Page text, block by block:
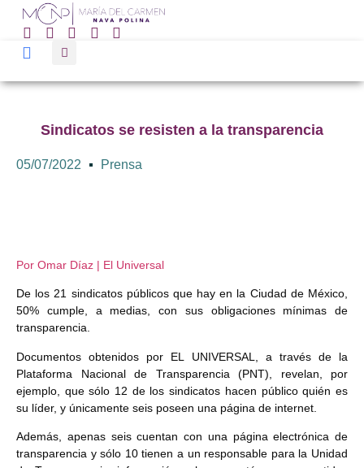
Sindicatos se resisten a la transparencia
05/07/2022 Prensa
Por Omar Díaz | El Universal
De los 21 sindicatos públicos que hay en la Ciudad de México,
50% cumple, a medias, con sus obligaciones mínimas de
transparencia.
Documentos obtenidos por EL UNIVERSAL, a través de la
Plataforma Nacional de Transparencia (PNT), revelan, por
ejemplo, que sólo 12 de los sindicatos hacen público quién es
su líder, y únicamente seis poseen una página de internet.
Además, apenas seis cuentan con una página electrónica de
transparencia y sólo 10 tienen a un responsable para la Unidad